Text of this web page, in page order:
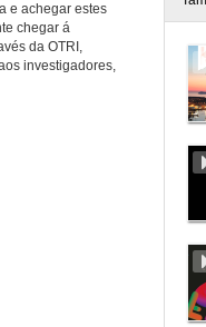
e achegar estes
chegar á
da OTRI,
investigadores,